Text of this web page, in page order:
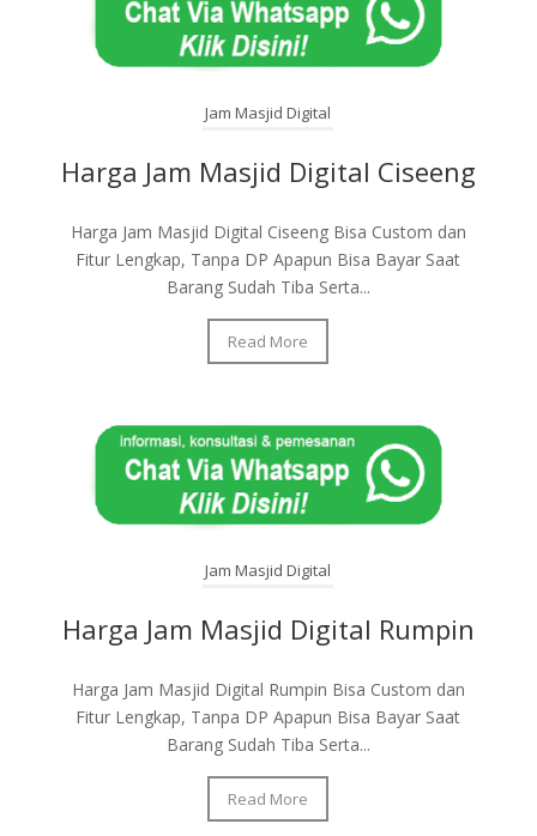
Jam Masjid Digital
Harga Jam Masjid Digital Ciseeng
Harga Jam Masjid Digital Ciseeng Bisa Custom dan
Fitur Lengkap, Tanpa DP Apapun Bisa Bayar Saat
Barang Sudah Tiba Serta...
Read More
Jam Masjid Digital
Harga Jam Masjid Digital Rumpin
Harga Jam Masjid Digital Rumpin Bisa Custom dan
Fitur Lengkap, Tanpa DP Apapun Bisa Bayar Saat
Barang Sudah Tiba Serta...
Read More